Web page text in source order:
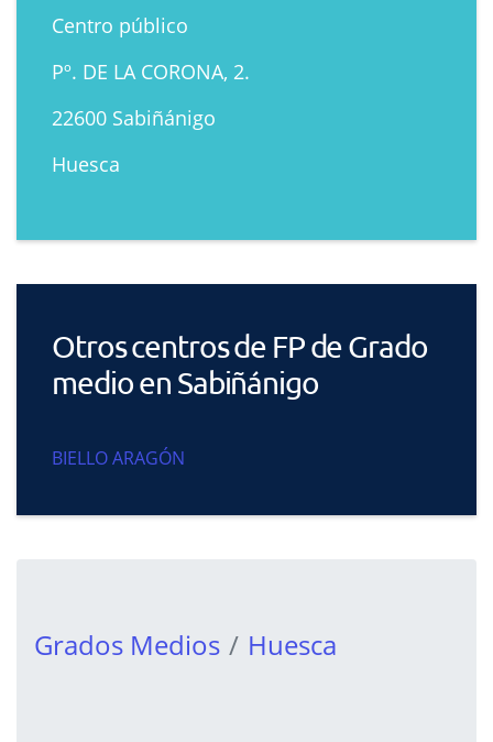
Centro público
Pº. DE LA CORONA, 2.
22600 Sabiñánigo
Huesca
Otros centros de FP de Grado
medio en Sabiñánigo
BIELLO ARAGÓN
Grados Medios Huesca